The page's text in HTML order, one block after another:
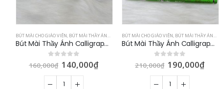
BÚT MÀI CHO GIÁO VIÊN, BÚT MÀI THẦY ÁNH BÚT NGÒI LÁ TRE
Bút Mài Thầy Ánh Calligraphy SH024
out of 5
160,000₫ 140,000₫
BÚT MÀI CHO GIÁO VIÊN, BÚT MÀI THẦY ÁNH
Bút Mài Thầy Ánh Calligraphy SH037
out of 5
210,000₫ 190,000₫